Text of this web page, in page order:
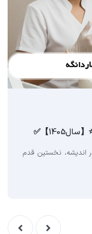
】✅
در اندیشه، نخستین قدم